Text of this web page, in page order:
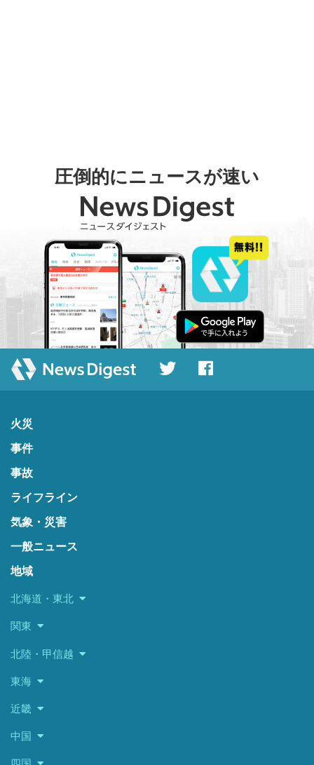
圧倒的にニュースが速い
火災
事件
事故
ライフライン
気象・災害
一般ニュース
地域
北海道・東北
関東
北陸・甲信越
東海
近畿
中国